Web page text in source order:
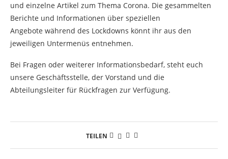
und einzelne Artikel zum Thema Corona. Die gesammelten
Berichte und Informationen über speziellen
Angebote während des Lockdowns könnt ihr aus den
jeweiligen Untermenüs entnehmen.
Bei Fragen oder weiterer Informationsbedarf, steht euch
unsere Geschäftsstelle, der Vorstand und die
Abteilungsleiter für Rückfragen zur Verfügung.
TEILEN